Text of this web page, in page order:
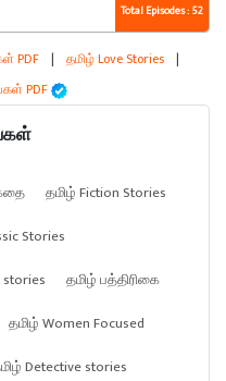
Total Episodes : 52
PDF | தமிழ் Love Stories |
PDF
தமிழ் Fiction Stories
Stories
தமிழ் பத்திரிகை
தமிழ் Women Focused
Detective stories